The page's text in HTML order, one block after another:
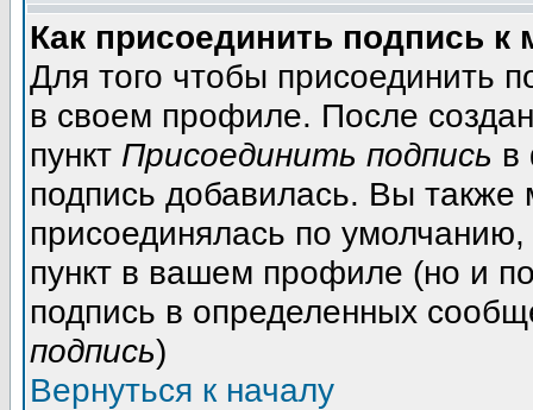
Как присоединить подпись
Для того чтобы присоединить
в своем профиле. После
пункт Присоединить подпись в
подпись добавилась. Вы также
присоединялась по
пункт в вашем профиле (но и
подпись в определенных
подпись)
Вернуться к началу